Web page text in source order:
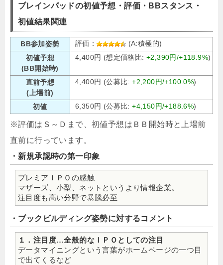
ブレインパッドの初値予想・評価・BBスタンス・
初値結果関連
BB参加姿勢 評価：
(A:積極的)
初値予想
(BB開始時)
4,400円 (想定価格比: +2,390円/+118.9%)
直前予想
(上場前)
4,400円 (公募比:+2,200円/+100.0%)
初値 6,350円 (公募比:+4,150円/+188.6%)
※評価はＳ～Ｄまで、初値予想はＢＢ開始時と上場前
直前に行っています。
・新規承認時の第一印象
プレミアＩＰＯの感触
マザーズ、小型、ネットというより情報企業。
注目度も高い分野で暴騰必至
・ブックビルディング姿勢に対するコメント
１．注目度…全般的なＩＰＯとしての注目
データマイニングという言葉がホームページの一つ目
で出てくるなど